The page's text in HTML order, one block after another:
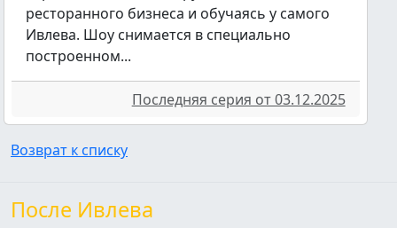
ресторанного бизнеса и обучаясь у самого
Ивлева. Шоу снимается в специально
построенном...
Последняя серия от 03.12.2025
Возврат к списку
После Ивлева